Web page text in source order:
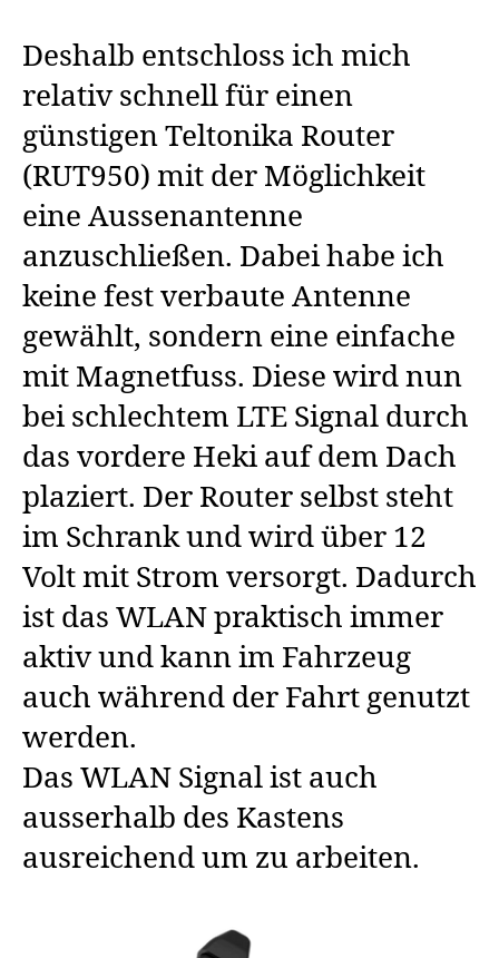
Deshalb entschloss ich mich
relativ schnell für einen
günstigen Teltonika Router
(RUT950) mit der Möglichkeit
eine Aussenantenne
anzuschließen. Dabei habe ich
keine fest verbaute Antenne
gewählt, sondern eine einfache
mit Magnetfuss. Diese wird nun
bei schlechtem LTE Signal durch
das vordere Heki auf dem Dach
plaziert. Der Router selbst steht
im Schrank und wird über 12
Volt mit Strom versorgt. Dadurch
ist das WLAN praktisch immer
aktiv und kann im Fahrzeug
auch während der Fahrt genutzt
werden.
Das WLAN Signal ist auch
ausserhalb des Kastens
ausreichend um zu arbeiten.